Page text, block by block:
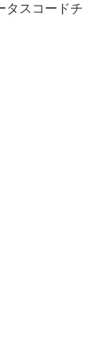
タスコードチ